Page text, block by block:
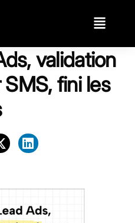
validation
fini les